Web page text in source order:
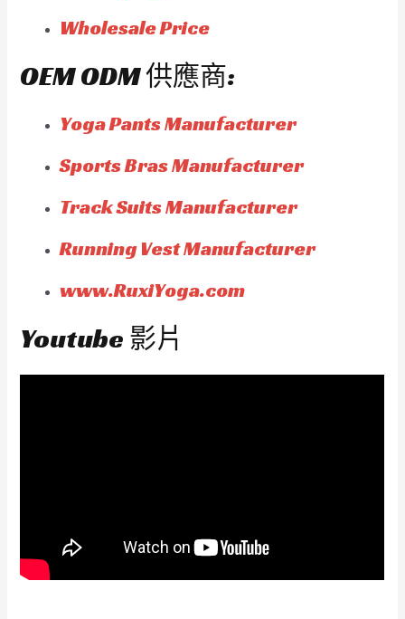
Wholesale Price
OEM ODM 供應商:
Yoga Pants Manufacturer
Sports Bras Manufacturer
Track Suits Manufacturer
Running Vest Manufacturer
www.RuxiYoga.com
Youtube 影片